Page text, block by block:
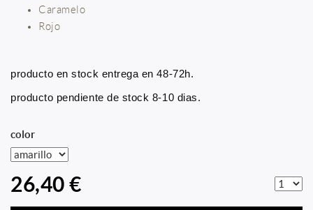
Caramelo
Rojo
producto en stock entrega en 48-72h.
producto pendiente de stock 8-10 dias.
color
26,40 €